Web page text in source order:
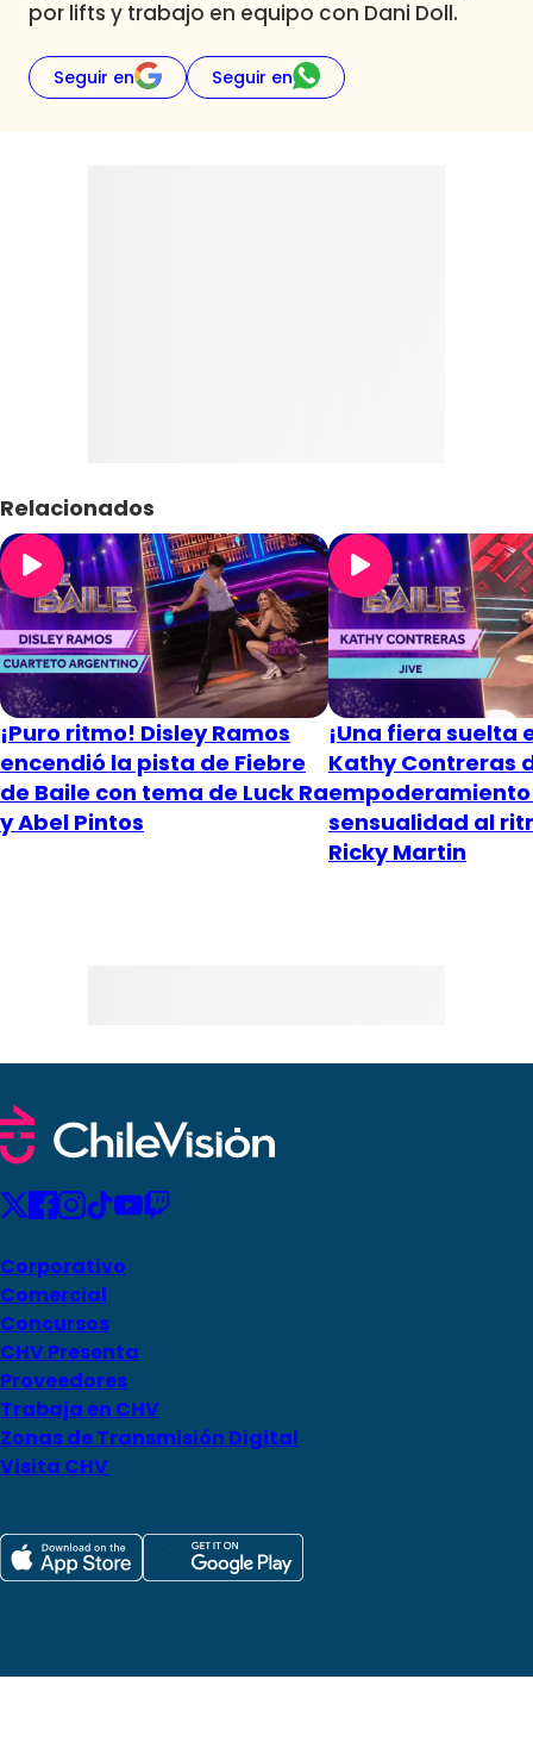
por lifts y trabajo en equipo con Dani Doll.
Seguir en Seguir en
Relacionados
¡Puro ritmo! Disley Ramos
encendió la pista de Fiebre
de Baile con tema de Luck Ra
y Abel Pintos
¡Una fiera suelta
Kathy Contreras
sensualidad al
Ricky Martin
Corporativo
Comercial
Concursos
CHV Presenta
Proveedores
Trabaja en CHV
Zonas de Transmisión Digital
Visita CHV